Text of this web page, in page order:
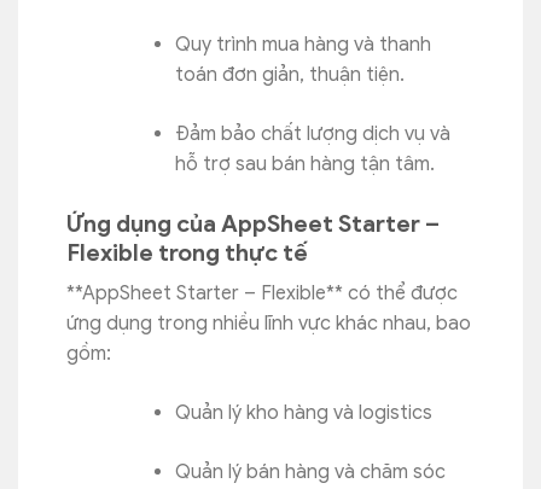
Quy trình mua hàng và thanh
toán đơn giản, thuận tiện.
Đảm bảo chất lượng dịch vụ và
hỗ trợ sau bán hàng tận tâm.
Ứng dụng của AppSheet Starter –
Flexible trong thực tế
**AppSheet Starter – Flexible** có thể được
ứng dụng trong nhiều lĩnh vực khác nhau, bao
gồm:
Quản lý kho hàng và logistics
Quản lý bán hàng và chăm sóc